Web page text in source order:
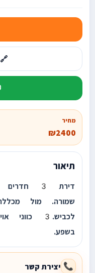
מחיר
₪2400
תיאור
דירת 3 חדרים מרווחת 70מ'.
שמורה. מול
לכביש.3
בשפע.
📞 יצירת קשר